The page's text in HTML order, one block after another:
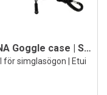
ARENA Goggle case | Svart/Lila
för simglasögon | Etui